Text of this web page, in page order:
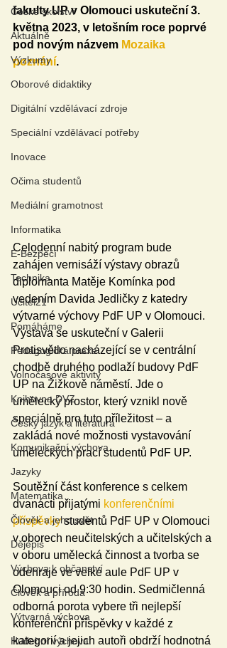
České školství
Aktuálně
Výzkumy
Oborové didaktiky
Digitální vzdělávací zdroje
Speciální vzdělávací potřeby
Inovace
Očima studentů
Mediální gramotnost
Informatika
E-Bezpečí
Technika
Učitel21
Pomáháme
Pedagogická praxe
Volnočasové aktivity
Knihovna DVZ
Český jazyk a literatura
Komunikační výchova
Jazyky
Matematika
Člověk a jeho svět
Dějepis
Výchova k občanství
Člověk a příroda
Výtvarná výchova
Hudební výchova
fakulty UP v Olomouci uskuteční 3.
května 2023, v letošním roce poprvé
pod novým názvem Mozaika
poznání.
Celodenní nabitý program bude
zahájen vernisáží výstavy obrazů
diplomanta Matěje Komínka pod
vedením Davida Jedličky z katedry
výtvarné výchovy PdF UP v Olomouci.
Výstava se uskuteční v Galerii
Protisvětlo nacházející se v centrální
chodbě druhého podlaží budovy PdF
UP na Žižkově náměstí. Jde o
umělecký prostor, který vznikl nově
speciálně pro tuto příležitost – a
zakládá nové možnosti vystavování
uměleckých prací studentů PdF UP.
Soutěžní část konference s celkem
dvanácti přijatými konferenčními
příspěvky studentů PdF UP v Olomouci
v oborech neučitelských a učitelských a
v oboru umělecká činnost a tvorba se
odehraje ve velké aule PdF UP v
Olomouci od 9:30 hodin. Sedmičlenná
odborná porota vybere tři nejlepší
konferenční příspěvky v každé z
kategorií a jejich autoři obdrží hodnotná